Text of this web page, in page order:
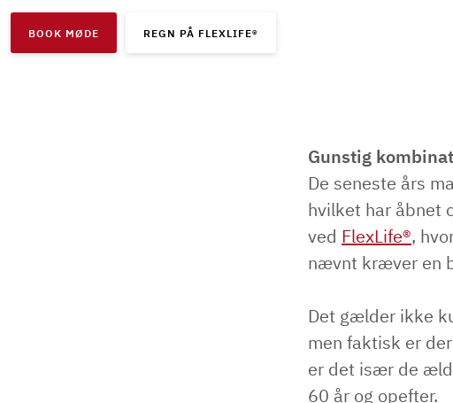
BOOK MØDE REGN PÅ FLEXLIFE®
Gunstig
De seneste års
hvilket har åbnet
ved FlexLife®,
nævnt kræver en
Det gælder ikke
men faktisk er
er det især de
60 år og opefter.